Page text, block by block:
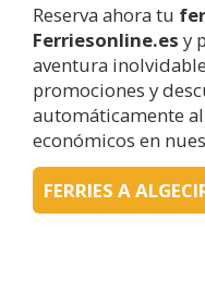
Reserva ahora tu
Ferriesonline.es y
aventura
promociones y
automáticamente
económicos en
FERRIES A